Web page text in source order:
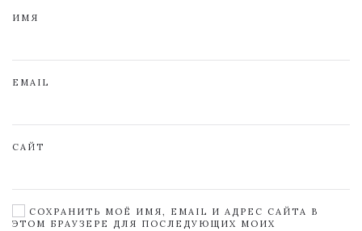
ИМЯ
EMAIL
САЙТ
СОХРАНИТЬ МОЁ ИМЯ, EMAIL И АДРЕС САЙТА В
ЭТОМ БРАУЗЕРЕ ДЛЯ ПОСЛЕДУЮЩИХ МОИХ